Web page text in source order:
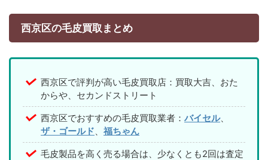
西京区の毛皮買取まとめ
西京区で評判が高い毛皮買取店：買取大吉、おた
からや、セカンドストリート
西京区でおすすめの毛皮買取業者： バイセル、
ザ・ゴールド
福ちゃん
毛皮製品を高く売る場合は、少なくとも2回は査定